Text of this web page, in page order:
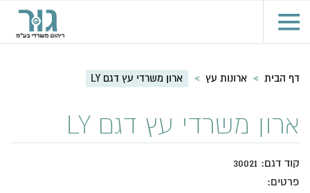
דף הבית > ארונות עץ > ארון משרדי עץ דגם LY
ארון משרדי עץ דגם LY
קוד דגם: 30021
פרטים: